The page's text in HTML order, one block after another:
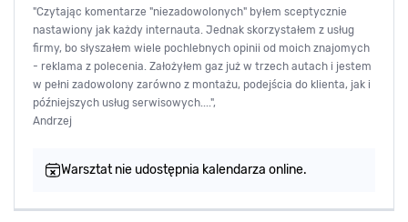
"Czytając komentarze "niezadowolonych" byłem sceptycznie
nastawiony jak każdy internauta. Jednak skorzystałem z usług
firmy, bo słyszałem wiele pochlebnych opinii od moich znajomych
- reklama z polecenia. Założyłem gaz już w trzech autach i jestem
w pełni zadowolony zarówno z montażu, podejścia do klienta, jak i
późniejszych usług serwisowych....",
Andrzej
Warsztat nie udostępnia kalendarza online.